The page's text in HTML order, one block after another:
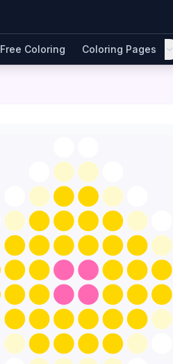
Free Coloring Coloring Pages